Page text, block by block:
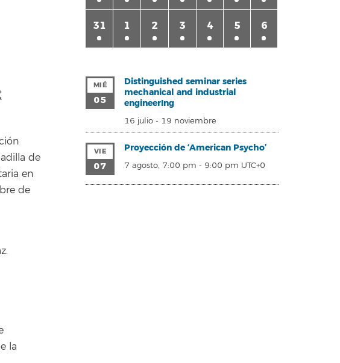
de
en
de
la
31 1 2 3 4 5 6
MIÉ
05
Distinguished seminar series
mechanical and industrial
engineerIng
16 julio - 19 noviembre
VIE
07
Proyección de ‘American Psycho’
7 agosto, 7:00 pm - 9:00 pm UTC+0